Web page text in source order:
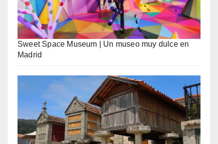
Sweet Space Museum | Un museo muy dulce en
Madrid